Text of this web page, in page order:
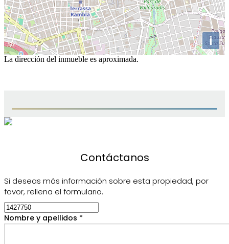
i
La dirección del inmueble es aproximada.
Contáctanos
Si deseas más información sobre esta propiedad, por
favor, rellena el formulario.
Nombre y apellidos *